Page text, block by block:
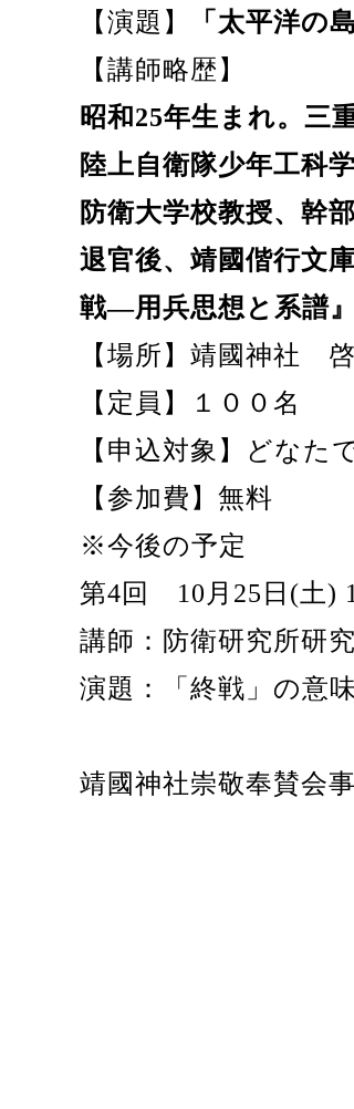
【演題】
「太平洋の
【講師略歴】
昭和25年生まれ。三
陸上自衛隊少年工科
防衛大学校教授、幹
退官後、靖國偕行文
戦―用兵思想と系譜』
【場所】靖國神社
【定員】１００名
【申込対象】どな
【参加費】無料
※今後の予定
第4回 10月25日(土)
講師：防衛研究所
演題：「終戦」の意
靖國神社崇敬奉賛会